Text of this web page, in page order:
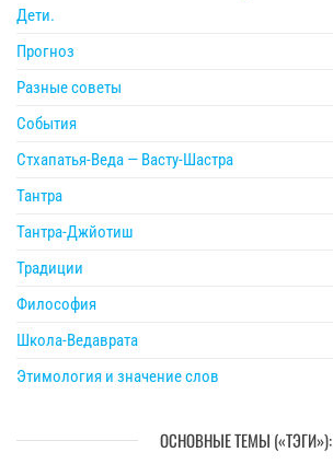
Дети.
Прогноз
Разные советы
События
Стхапатья-Веда — Васту-Шастра
Тантра
Тантра-Джйотиш
Традиции
Философия
Школа-Ведаврата
Этимология и значение слов
ОСНОВНЫЕ ТЕМЫ («ТЭГИ»):